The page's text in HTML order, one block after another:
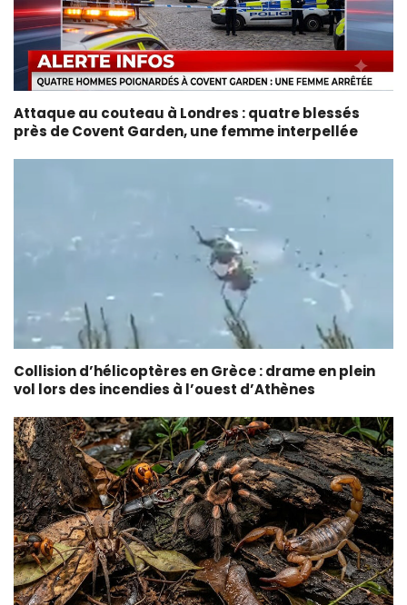
Attaque au couteau à Londres : quatre blessés
près de Covent Garden, une femme interpellée
Collision d’hélicoptères en Grèce : drame en plein
vol lors des incendies à l’ouest d’Athènes